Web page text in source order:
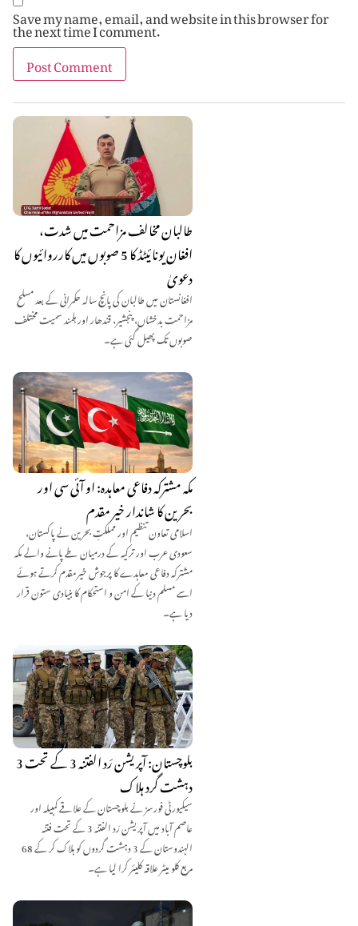
طالبان مخالف مزاحمت میں شدت،
افغان یونائیٹڈ کا 5 صوبوں میں کارروائیوں کا
دعویٰ
افغانستان میں طالبان کی پانچ سالہ حکمرانی کے بعد مسلح
مزاحمت بدخشاں، پنجشیر، قندھار اور ہلمند سمیت مختلف
صوبوں تک پھیل گئی ہے۔
مکہ مشترکہ دفاعی معاہدہ: او آئی سی اور
بحرین کا شاندار خیر مقدم
اسلامی تعاون تنظیم اور مملکتِ بحرین نے پاکستان،
سعودی عرب اور ترکیہ کے درمیان طے پانے والے مکہ
مشترکہ دفاعی معاہدے کا پرجوش خیرمقدم کرتے ہوئے
اسے مسلم دنیا کے امن و استحکام کا بنیادی ستون قرار
دیا ہے۔
بلوچستان: آپریشن رَد الفتنہ 3 کے تحت 3
دہشت گرد ہلاک
سیکیورٹی فورسز نے بلوچستان کے علاقے کمبیلہ اور
عاصم آباد میں آپریشن رَد الفتنہ 3 کے تحت فتنہ
الہندوستان کے 3 دہشت گردوں کو ہلاک کر کے 68
مربع کلو میٹر علاقہ کلیئر کرا لیا ہے۔
Save my name, email, and website in this browser for
the next time I comment.